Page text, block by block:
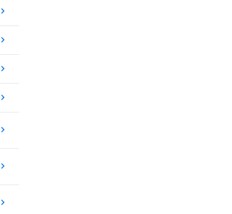
keyboard_arrow_right
keyboard_arrow_right
keyboard_arrow_right
keyboard_arrow_right
keyboard_arrow_right
keyboard_arrow_right
keyboard_arrow_right